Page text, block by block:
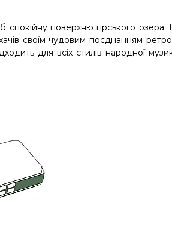
поверхню гірського озера.
своїм чудовим поєднанням
для всіх стилів народної